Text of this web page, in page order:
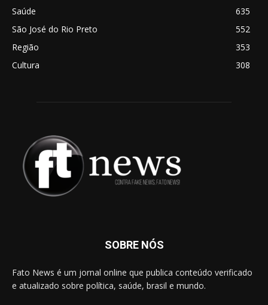
Saúde
635
São José do Rio Preto
552
Região
353
Cultura
308
SOBRE NÓS
Fato News é um jornal online que publica conteúdo verificado
e atualizado sobre política, saúde, brasil e mundo.